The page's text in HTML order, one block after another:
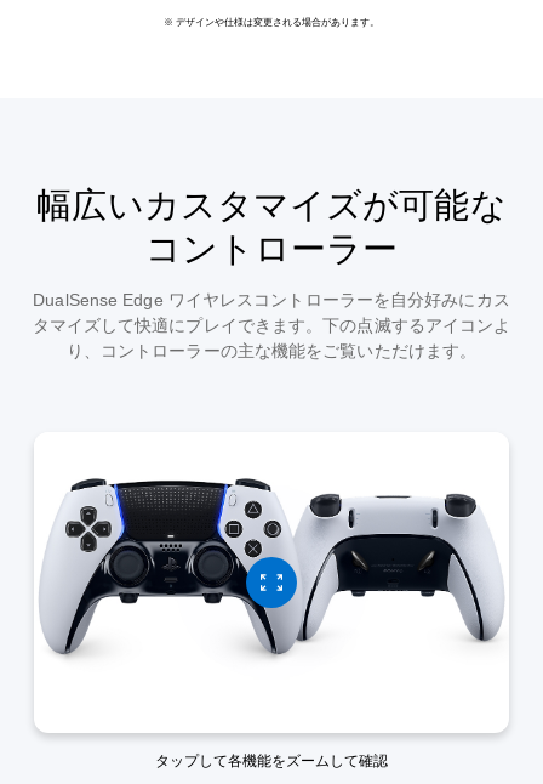
※ デザインや仕様は変更される場合があります。
幅広いカスタマイズが可能な
コントローラー
DualSense Edge ワイヤレスコントローラーを自分好みにカス
タマイズして快適にプレイできます。下の点滅するアイコンよ
り、コントローラーの主な機能をご覧いただけます。
タップして各機能をズームして確認